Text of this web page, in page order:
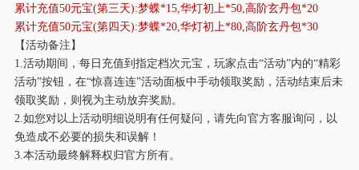
累计充值50元宝(第三天):梦蝶*15,华灯初上*50,高阶玄丹包*20
累计充值50元宝(第四天):梦蝶*20,华灯初上*80,高阶玄丹包*30
【活动备注】
1.活动期间，每日充值到指定档次元宝，玩家点击“活动”内的“精彩
活动”按钮，在“惊喜连连”活动面板中手动领取奖励，活动结束后未
领取奖励，则视为主动放弃奖励。
2.如您对以上活动明细说明有任何疑问，请先向官方客服询问，以
免造成不必要的损失和误解！
3.本活动最终解释权归官方所有。